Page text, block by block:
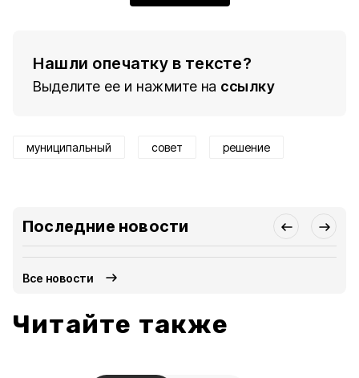
Нашли опечатку в тексте?
Выделите ее и нажмите на ссылку
муниципальный совет решение
Последние новости
Все новости
Читайте также